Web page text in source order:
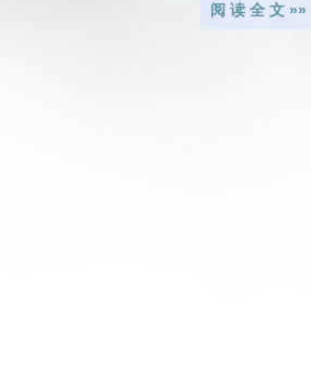
阅 读 全 文 »»